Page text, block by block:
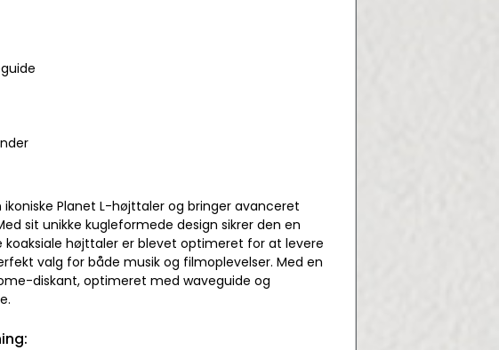
Planet L-højttaler og bringer avanceret
sit unikke kugleformede design sikrer den en
højttaler er blevet optimeret for at levere
valg for både musik og filmoplevelser. Med en
diskant, optimeret med waveguide og